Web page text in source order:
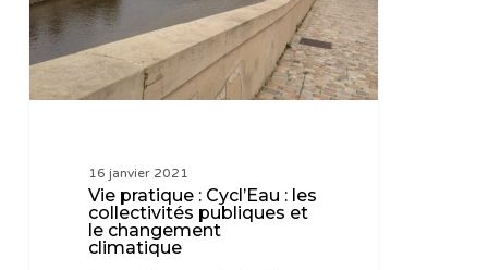
les
collectivités
publiques
et
climatique16 janvier 2021
Vie pratique : Cycl’Eau : les
collectivités publiques et
le changement
climatique